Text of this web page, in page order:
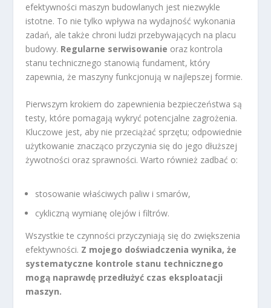
efektywności maszyn budowlanych jest niezwykle
istotne. To nie tylko wpływa na wydajność wykonania
zadań, ale także chroni ludzi przebywających na placu
budowy. Regularne serwisowanie oraz kontrola
stanu technicznego stanowią fundament, który
zapewnia, że maszyny funkcjonują w najlepszej formie.
Pierwszym krokiem do zapewnienia bezpieczeństwa są
testy, które pomagają wykryć potencjalne zagrożenia.
Kluczowe jest, aby nie przeciążać sprzętu; odpowiednie
użytkowanie znacząco przyczynia się do jego dłuższej
żywotności oraz sprawności. Warto również zadbać o:
stosowanie właściwych paliw i smarów,
cykliczną wymianę olejów i filtrów.
Wszystkie te czynności przyczyniają się do zwiększenia
efektywności. Z mojego doświadczenia wynika, że
systematyczne kontrole stanu technicznego
mogą naprawdę przedłużyć czas eksploatacji
maszyn.